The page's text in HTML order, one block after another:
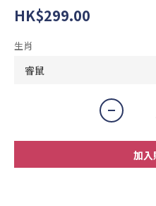
HK$299.00
生肖
加入